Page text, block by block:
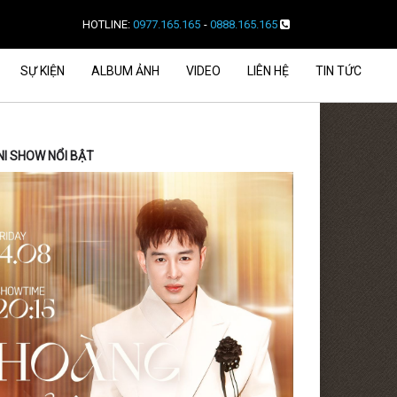
HOTLINE: 0977.165.165 - 0888.165.165
SỰ KIỆN ALBUM ẢNH VIDEO LIÊN HỆ TIN TỨC
SHOW NỔI BẬT